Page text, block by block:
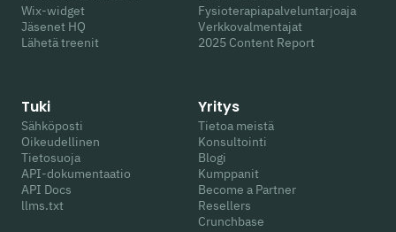
Wix-widget
Jäsenet HQ
Lähetä treenit
Fysioterapiapalveluntarjoaja
Verkkovalmentajat
2025 Content Report
Tuki
Sähköposti
Oikeudellinen
Tietosuoja
API-dokumentaatio
API Docs
llms.txt
Yritys
Tietoa meistä
Konsultointi
Blogi
Kumppanit
Become a Partner
Resellers
Crunchbase